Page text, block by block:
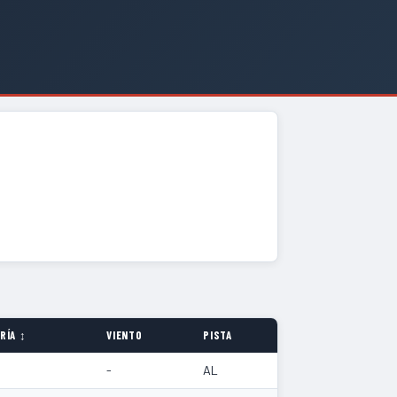
↕ VIENTO PISTA
- AL